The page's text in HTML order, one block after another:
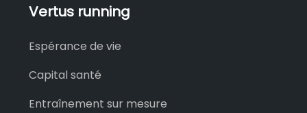
Vertus running
Espérance de vie
Capital santé
Entraînement sur mesure